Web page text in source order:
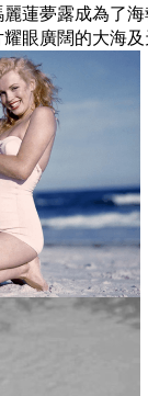
蓮夢露成為了
眼廣闊的大海